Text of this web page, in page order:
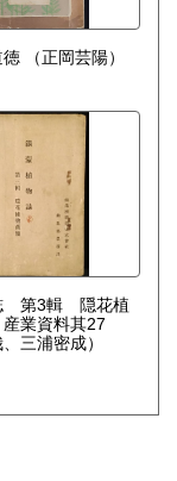
徳
（正岡芸陽）
第3輯 隠花植
業資料其27
三浦密成）